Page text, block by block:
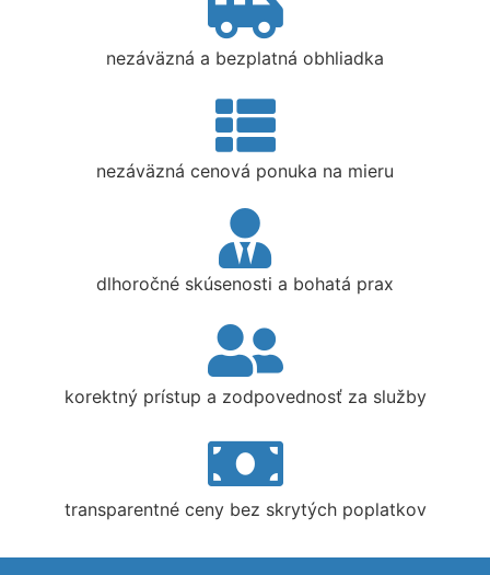
nezáväzná a bezplatná obhliadka
nezáväzná cenová ponuka na mieru
dlhoročné skúsenosti a bohatá prax
korektný prístup a zodpovednosť za služby
transparentné ceny bez skrytých poplatkov